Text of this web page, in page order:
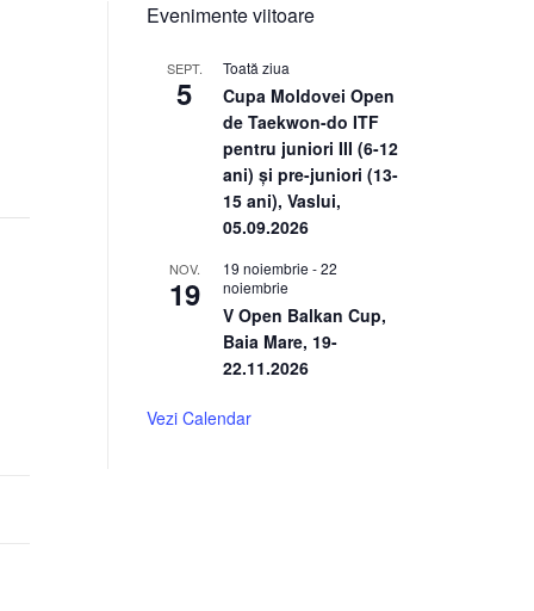
Evenimente viitoare
SEPT.
5
Toată ziua
Cupa Moldovei Open
de Taekwon-do ITF
pentru juniori III (6-12
ani) și pre-juniori (13-
15 ani), Vaslui,
05.09.2026
NOV.
19
19 noiembrie -22
noiembrie
V Open Balkan Cup,
Baia Mare, 19-
22.11.2026
Vezi Calendar